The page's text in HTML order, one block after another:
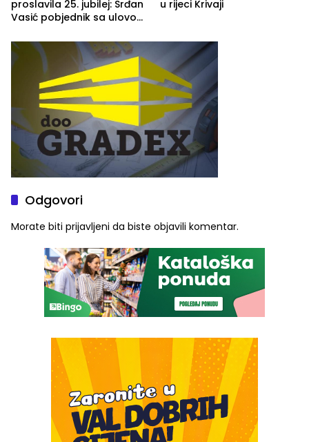
proslavila 25. jubilej: Srđan
Vasić pobjednik sa ulovom
u rijeci Krivaji
Odgovori
Morate biti prijavljeni da biste objavili komentar.